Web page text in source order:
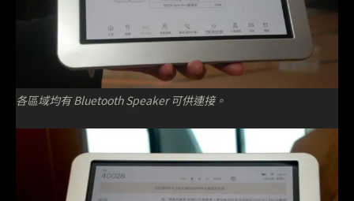
各區域均有 Bluetooth Speaker 可供連接。